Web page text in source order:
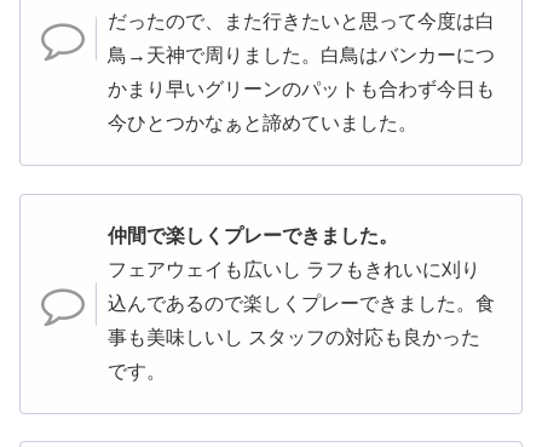
だったので、また行きたいと思って今度は白
鳥→天神で周りました。白鳥はバンカーにつ
かまり早いグリーンのパットも合わず今日も
今ひとつかなぁと諦めていました。
仲間で楽しくプレーできました。
フェアウェイも広いし ラフもきれいに刈り
込んであるので楽しくプレーできました。食
事も美味しいし スタッフの対応も良かった
です。